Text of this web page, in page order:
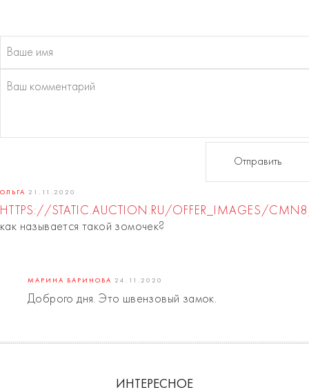
Отправить
ОЛЬГА 21.11.2020
HTTPS://STATIC.AUCTION.RU/OFFER_IMAGES/
как называется такой зомочек?
МАРИНА БАРИНОВА 24.11.2020
Доброго дня. Это швензовый замок.
ИНТЕРЕСНОЕ